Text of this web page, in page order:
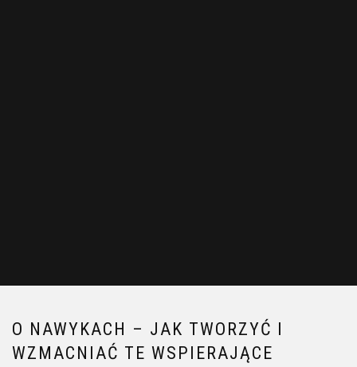
O NAWYKACH – JAK TWORZYĆ I
WZMACNIAĆ TE WSPIERAJĄCE